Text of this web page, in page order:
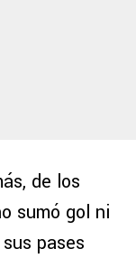
de los
sumó gol ni
pases